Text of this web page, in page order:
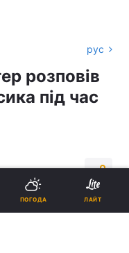
рус
розповів
під час
в Google
ПОГОДА ЛАЙТ